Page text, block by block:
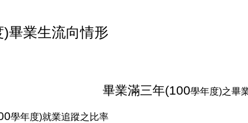
畢業生流向情形
畢業滿三年(100學年度)之畢
學年度)就業追蹤之比率